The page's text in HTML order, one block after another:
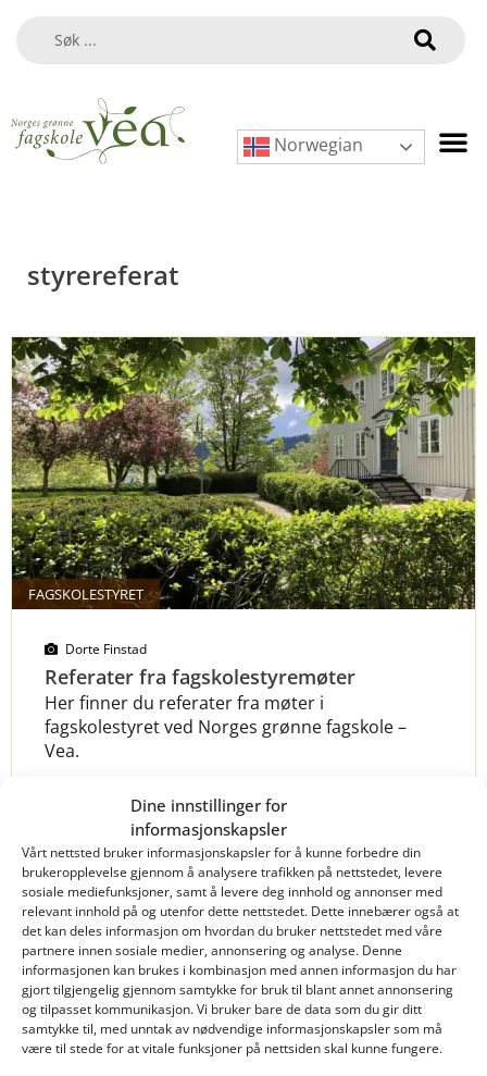
Dine innstillinger for
informasjonskapsler
Vårt nettsted bruker informasjonskapsler for å kunne forbedre din
brukeropplevelse gjennom å analysere trafikken på nettstedet, levere
sosiale mediefunksjoner, samt å levere deg innhold og annonser med
relevant innhold på og utenfor dette nettstedet. Dette innebærer også at
det kan deles informasjon om hvordan du bruker nettstedet med våre
partnere innen sosiale medier, annonsering og analyse. Denne
informasjonen kan brukes i kombinasjon med annen informasjon du har
gjort tilgjengelig gjennom samtykke for bruk til blant annet annonsering
og tilpasset kommunikasjon. Vi bruker bare de data som du gir ditt
samtykke til, med unntak av nødvendige informasjonskapsler som må
være til stede for at vitale funksjoner på nettsiden skal kunne fungere.
Norwegian
styrereferat
FAGSKOLESTYRET
Dorte Finstad
Referater fra fagskolestyremøter
Her finner du referater fra møter i
fagskolestyret ved Norges grønne fagskole –
Vea.
Les mer